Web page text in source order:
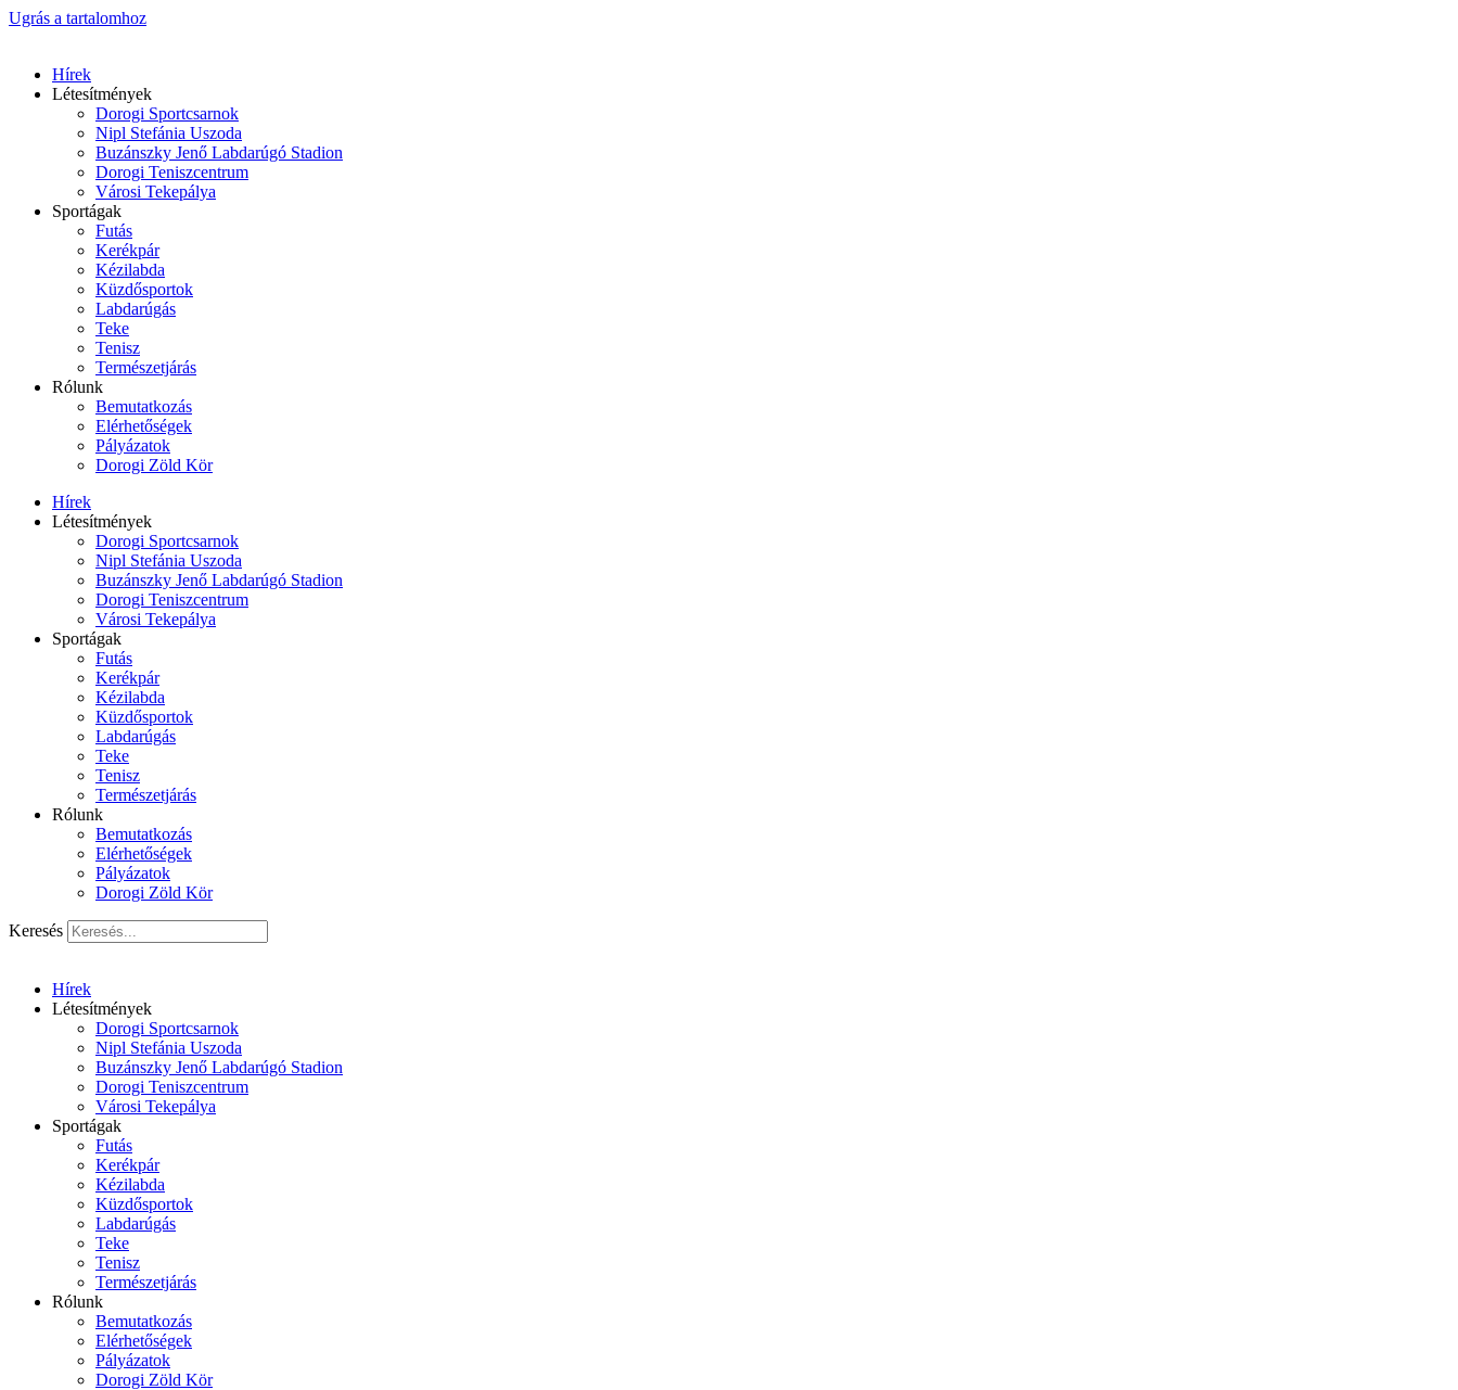
Ugrás a tartalomhoz
Hírek
Létesítmények
Dorogi Sportcsarnok
Nipl Stefánia Uszoda
Buzánszky Jenő Labdarúgó Stadion
Dorogi Teniszcentrum
Városi Tekepálya
Sportágak
Futás
Kerékpár
Kézilabda
Küzdősportok
Labdarúgás
Teke
Tenisz
Természetjárás
Rólunk
Bemutatkozás
Elérhetőségek
Pályázatok
Dorogi Zöld Kör
Hírek
Létesítmények
Dorogi Sportcsarnok
Nipl Stefánia Uszoda
Buzánszky Jenő Labdarúgó Stadion
Dorogi Teniszcentrum
Városi Tekepálya
Sportágak
Futás
Kerékpár
Kézilabda
Küzdősportok
Labdarúgás
Teke
Tenisz
Természetjárás
Rólunk
Bemutatkozás
Elérhetőségek
Pályázatok
Dorogi Zöld Kör
Keresés
Hírek
Létesítmények
Dorogi Sportcsarnok
Nipl Stefánia Uszoda
Buzánszky Jenő Labdarúgó Stadion
Dorogi Teniszcentrum
Városi Tekepálya
Sportágak
Futás
Kerékpár
Kézilabda
Küzdősportok
Labdarúgás
Teke
Tenisz
Természetjárás
Rólunk
Bemutatkozás
Elérhetőségek
Pályázatok
Dorogi Zöld Kör